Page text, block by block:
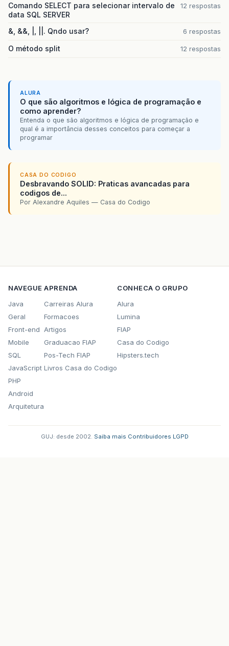
Comando SELECT para selecionar intervalo de
data SQL SERVER
12 respostas
&, &&, |, ||. Qndo usar? 6 respostas
O método split 12 respostas
ALURA
O que são algoritmos e lógica de programação e
como aprender?
Entenda o que são algoritmos e lógica de programação e
qual é a importância desses conceitos para começar a
programar
CASA DO CODIGO
Desbravando SOLID: Praticas avancadas para
codigos de...
Por Alexandre Aquiles — Casa do Codigo
NAVEGUE
Java
Geral
Front-end
Mobile
SQL
JavaScript
PHP
Android
Arquitetura
APRENDA
Carreiras Alura
Formacoes
Artigos
Graduacao FIAP
Pos-Tech FIAP
Livros Casa do Codigo
CONHECA O GRUPO
Alura
Lumina
FIAP
Casa do Codigo
Hipsters.tech
GUJ: desde 2002. Saiba mais Contribuidores LGPD